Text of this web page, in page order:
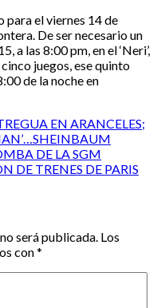
para el viernes 14 de
De ser necesario un
a las 8:00 pm, en el ‘Neri’,
juegos, ese quinto
de la noche en
EN ARANCELES;
DE LA SGM
DE TRENES DE PARIS
será publicada. Los
con*